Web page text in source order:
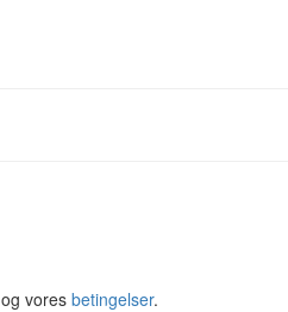
og vores betingelser.